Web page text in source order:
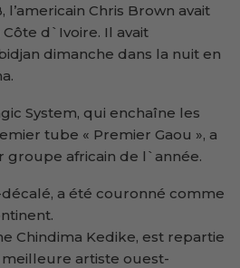
l’americain Chris Brown avait
d`Ivoire. Il avait
dimanche dans la nuit en
System, qui enchaîne les
tube « Premier Gaou », a
groupe africain de l`année.
a été couronné comme
Chindima Kedike, est repartie
artiste ouest-